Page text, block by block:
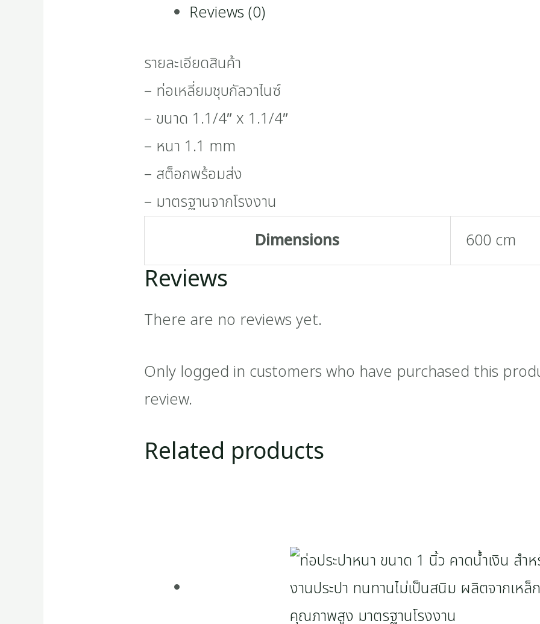
Reviews (0)
รายละเอียดสินค้า
– ท่อเหลี่ยมชุบกัลวาไนซ์
– ขนาด 1.1/4″ x 1.1/4″
– หนา 1.1 mm
– สต็อกพร้อมส่ง
– มาตรฐานจากโรงงาน
Dimensions
600 cm
Reviews
There are no reviews yet.
Only logged in customers who have purchased this
review.
Related products